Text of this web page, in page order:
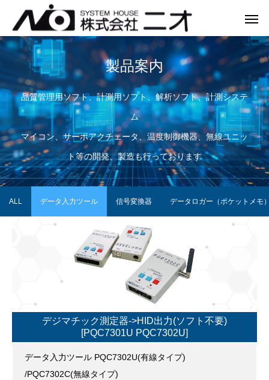
Warning /var/www/home/
Warning
/var/www/home/
Warning
/var/www/
製品案内
品質管理用ソフト、計測用ソフト、解析ソフト、計測システ
ム
マイコン、サーボアクチェータ、温度制御機器、無線ユニッ
ト等の開発、製造も行っております
ALL データ入力ツール 信号変換器 データロガー（ポケットメモ
デジマチック測定器->HID出力(ソフト不要)
[PQC7301U PQC7302U]
データ入力ツール PQC7302U(有線タイプ)
/PQC7302C(無線タイプ)